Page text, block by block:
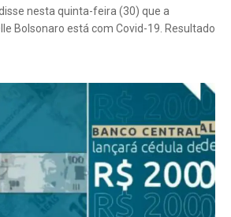
nesta quinta-feira (30) que a
Bolsonaro está com Covid-19. Resultado